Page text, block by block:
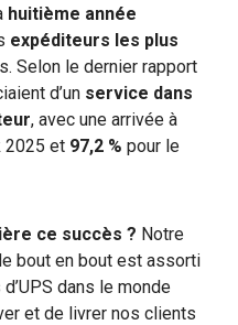
huitième année
expéditeurs les plus
Selon le dernier rapport
d’un service dans
, avec une arrivée à
2025 et 97,2 % pour le
ce succès ? Notre
bout en bout est assorti
dans le monde
et de livrer nos clients